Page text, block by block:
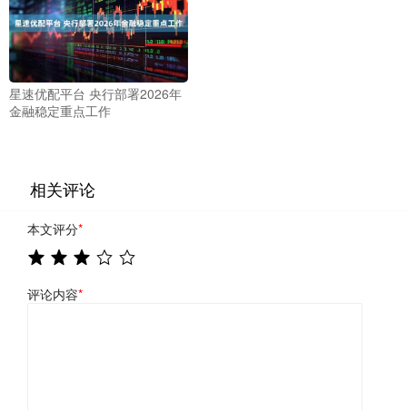
星速优配平台 央行部署2026年
金融稳定重点工作
相关评论
本文评分*
评论内容*